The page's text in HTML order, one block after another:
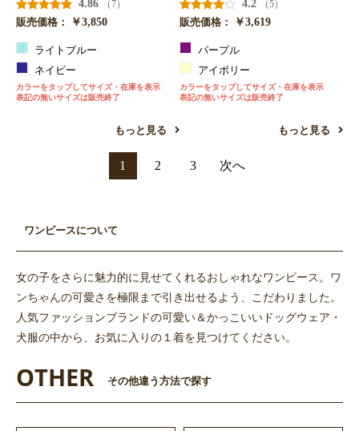
4.86
（7）
販売価格：
￥3,850
ライトブルー
ネイビー
カラーをタップしてサイズ・在庫を表示
表記の無いサイズは販売終了
もっと見る
4.2
（5）
販売価格：
￥3,619
パープル
アイボリー
カラーをタップしてサイズ・在庫を表示
表記の無いサイズは販売終了
もっと見る
1 2 3 次へ
ワンピースについて
女の子をさらに魅力的に見せてくれるおしゃれなワンピース。ワ
ンちゃんの可愛さを極限まで引き出せるよう、こだわりました。
人気ファッションブランドの可愛い＆かっこいいドッグウェア・
犬服の中から、お気に入りの１着を見つけてください。
OTHER その他違う方法で探す